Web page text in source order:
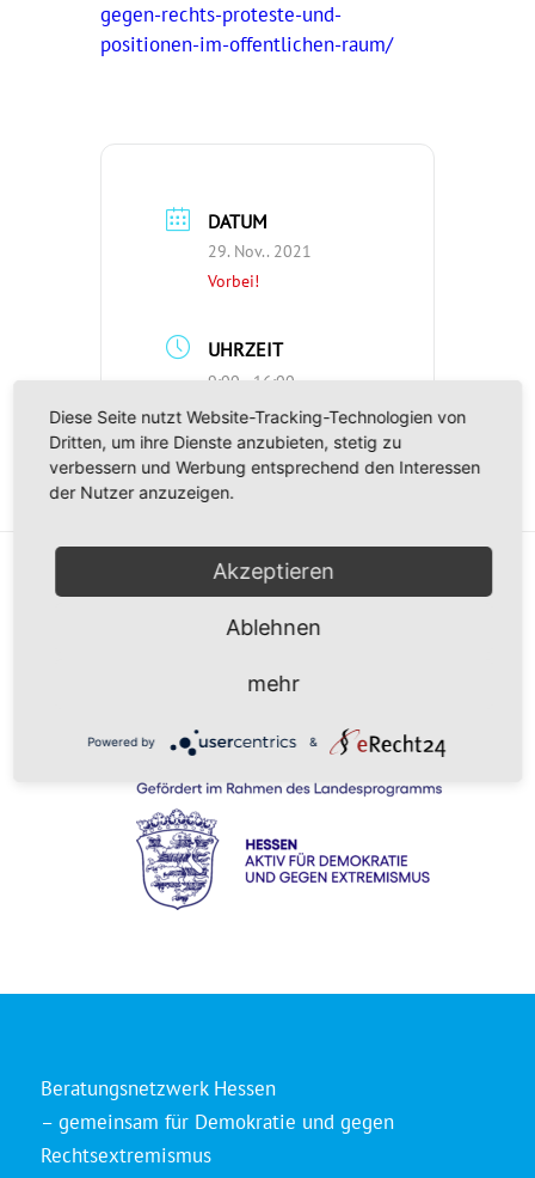
gegen-rechts-proteste-und-
positionen-im-offentlichen-raum/
DATUM
29. Nov.. 2021
Vorbei!
UHRZEIT
9:00 - 16:00
Beratungsnetzwerk Hessen
– gemeinsam für Demokratie und gegen
Rechtsextremismus
Diese Seite nutzt Website-Tracking-Technologien von
Dritten, um ihre Dienste anzubieten, stetig zu
verbessern und Werbung entsprechend den Interessen
der Nutzer anzuzeigen.
Akzeptieren
Ablehnen
mehr
Powered by &